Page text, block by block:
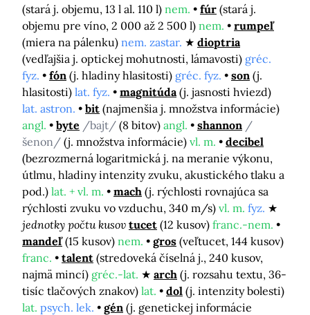
(stará j. objemu, 13 l al. 110 l) nem. fúr (stará j.
objemu pre víno, 2 000 až 2 500 l) nem.
rumpeľ
(miera na pálenku) nem. zastar.
dioptria
(vedľajšia j. optickej mohutnosti, lámavosti) gréc.
fyz.
fón (j. hladiny hlasitosti) gréc. fyz. son (j.
hlasitosti) lat. fyz. magnitúda (j. jasnosti hviezd)
lat. astron.
bit (najmenšia j. množstva informácie)
angl.
byte /bajt/ (8 bitov) angl. shannon /
šenon/ (j. množstva informácie) vl. m.
decibel
(bezrozmerná logaritmická j. na meranie výkonu,
útlmu, hladiny intenzity zvuku, akustického tlaku a
pod.) lat. + vl. m. mach (j. rýchlosti rovnajúca sa
rýchlosti zvuku vo vzduchu, 340 m/s) vl. m. fyz.
jednotky počtu kusov tucet (12 kusov) franc.-nem.
mandeľ (15 kusov) nem. gros (veľtucet, 144 kusov)
franc.
talent (stredoveká číselná j., 240 kusov,
najmä mincí) gréc.-lat. arch (j. rozsahu textu, 36-
tisíc tlačových znakov) lat. dol (j. intenzity bolesti)
lat. psych. lek. gén (j. genetickej informácie